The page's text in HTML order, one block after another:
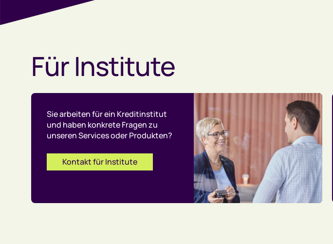
Für Institute
Sie arbeiten für ein Kreditinstitut
und haben konkrete Fragen zu
unseren Services oder Produkten?
Kontakt für Institute